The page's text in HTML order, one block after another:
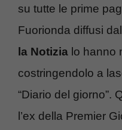
su tutte le prime
Fuorionda diffusi
la Notizia lo hanno
costringendolo a
“Diario del giorno”.
l’ex della Premier